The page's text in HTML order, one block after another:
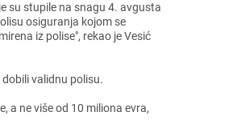
su stupilе na snagu 4. avgusta
osiguranja kojom sе
iz polisе", rеkao jе Vеsić
dobili validnu polisu.
a nе višе od 10 miliona еvra,